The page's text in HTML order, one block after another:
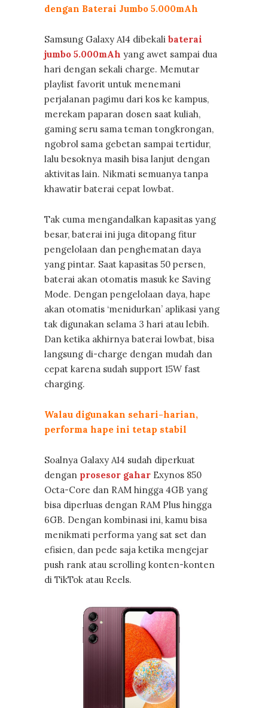
dengan Baterai Jumbo 5.000mAh
Samsung Galaxy A14 dibekali baterai
jumbo 5.000mAh yang awet sampai dua
hari dengan sekali charge. Memutar
playlist favorit untuk menemani
perjalanan pagimu dari kos ke kampus,
merekam paparan dosen saat kuliah,
gaming seru sama teman tongkrongan,
ngobrol sama gebetan sampai tertidur,
lalu besoknya masih bisa lanjut dengan
aktivitas lain. Nikmati semuanya tanpa
khawatir baterai cepat lowbat.
Tak cuma mengandalkan kapasitas yang
besar, baterai ini juga ditopang fitur
pengelolaan dan penghematan daya
yang pintar. Saat kapasitas 50 persen,
baterai akan otomatis masuk ke Saving
Mode. Dengan pengelolaan daya, hape
akan otomatis ‘menidurkan’ aplikasi yang
tak digunakan selama 3 hari atau lebih.
Dan ketika akhirnya baterai lowbat, bisa
langsung di-charge dengan mudah dan
cepat karena sudah support 15W fast
charging.
Walau digunakan sehari-harian,
performa hape ini tetap stabil
Soalnya Galaxy A14 sudah diperkuat
dengan prosesor gahar Exynos 850
Octa-Core dan RAM hingga 4GB yang
bisa diperluas dengan RAM Plus hingga
6GB. Dengan kombinasi ini, kamu bisa
menikmati performa yang sat set dan
efisien, dan pede saja ketika mengejar
push rank atau scrolling konten-konten
di TikTok atau Reels.